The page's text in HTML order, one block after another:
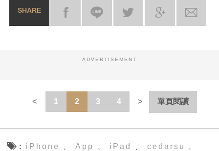
SHARE
ADVERTISEMENT
1 2 3 4 單頁閱讀
iPhone App iPad cedarsu